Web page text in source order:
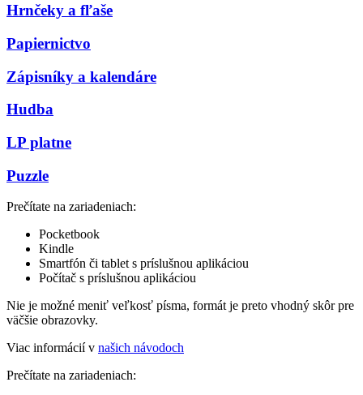
Hrnčeky a fľaše
Papiernictvo
Zápisníky a kalendáre
Hudba
LP platne
Puzzle
Prečítate na zariadeniach:
Pocketbook
Kindle
Smartfón či tablet s príslušnou aplikáciou
Počítač s príslušnou aplikáciou
Nie je možné meniť veľkosť písma, formát je preto vhodný skôr pre
väčšie obrazovky.
Viac informácií v našich návodoch
Prečítate na zariadeniach: